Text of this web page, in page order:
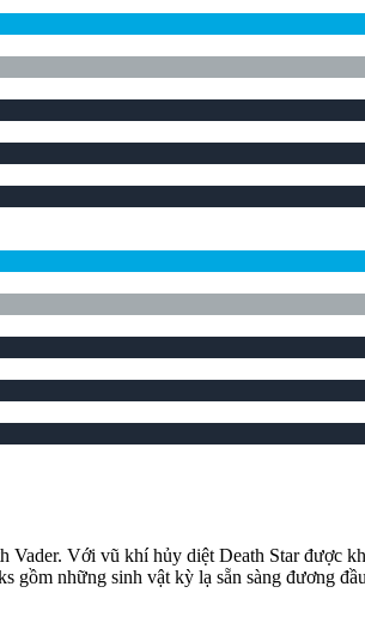
Với vũ khí hủy diệt Death Star được
gồm những sinh vật kỳ lạ sẵn sàng đương